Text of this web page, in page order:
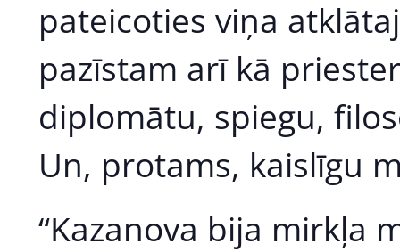
pateicoties viņa
pazīstam arī kā
diplomātu, spiegu,
Un, protams, kaislīgu
“Kazanova bija mirkļa